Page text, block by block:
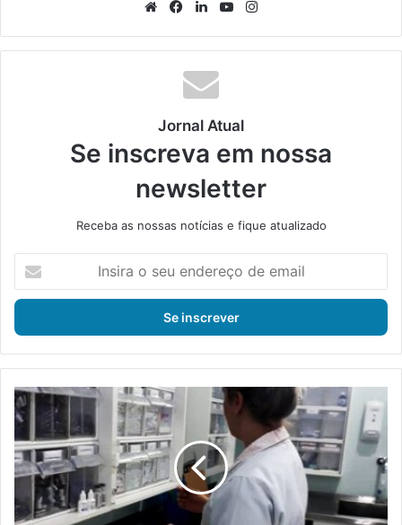
We
te
Fa
bo
ok
Lin
din
Yo
ub
ra
Jornal Atual
Se inscreva em nossa
newsletter
Receba as nossas notícias e fique atualizado
s
r
a
s
e
e
n
e
T
é
n
i
o